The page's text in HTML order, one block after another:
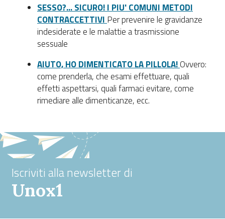
SESSO?... SICURO! I PIU' COMUNI METODI
CONTRACCETTIVI Per prevenire le gravidanze
indesiderate e le malattie a trasmissione
sessuale
AIUTO, HO DIMENTICATO LA PILLOLA!Ovvero:
come prenderla, che esami effettuare, quali
effetti aspettarsi, quali farmaci evitare, come
rimediare alle dimenticanze, ecc.
Iscriviti alla newsletter di
Unox1